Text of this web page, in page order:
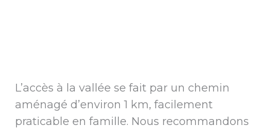
L’accès à la vallée se fait par un chemin
aménagé d’environ 1 km, facilement
praticable en famille. Nous recommandons